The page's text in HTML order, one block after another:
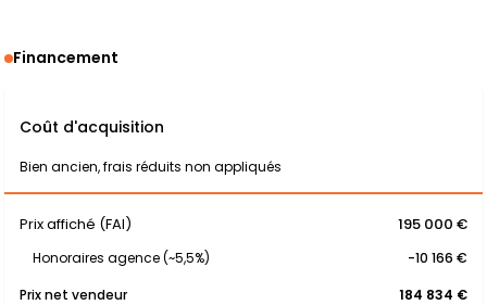
Financement
Coût d'acquisition
Bien ancien, frais réduits non appliqués
Prix affiché (FAI) 195 000 €
Honoraires agence (~5,5%)
-10 166 €
Prix net vendeur
184 834 €